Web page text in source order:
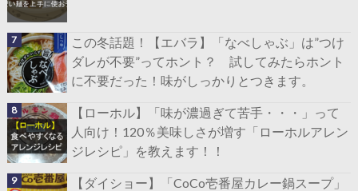
この冬話題！【エバラ】「なべしゃぶ」は”つけ
ダレが不要”ってホント？ 試してみたらホント
に不要だった！味がしっかりとつきます。
【ローホル】「味が濃過ぎて苦手・・・」って
人向け！120％美味しさが増す「ローホルアレン
ジレシピ」を教えます！！
【ダイショー】「CoCo壱番屋カレー鍋スープ」